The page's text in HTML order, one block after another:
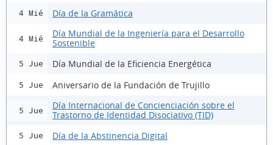
4 Mié Día de la Gramática
4 Mié
Día Mundial de la Ingeniería para el Desarrollo
Sostenible
5 Jue Día Mundial de la Eficiencia Energética
5 Jue Aniversario de la Fundación de Trujillo
5 Jue
Día Internacional de Concienciación sobre el
Trastorno de Identidad Disociativo (TID)
5 Jue Día de la Abstinencia Digital